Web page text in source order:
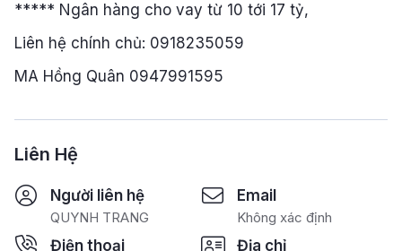
***** Ngân hàng cho vay từ 10 tới 17 tỷ,
Liên hệ chính chủ: 0918235059
MA Hồng Quân 0947991595
Liên Hệ
Người liên hệ
QUYNH TRANG
Email
Không xác định
Điện thoại Địa chỉ